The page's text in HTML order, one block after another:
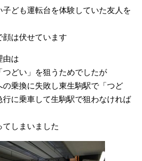
ども運転台を体験していた友人を
は伏せています
由は
どい」を狙うためでしたが
の乗換に失敗し東生駒駅で「つど
行に乗車して生駒駅で狙わなければ
てしまいました